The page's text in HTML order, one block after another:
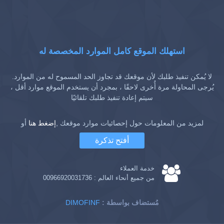
استهلك الموقع كامل الموارد المخصصة له
لا يُمكن تنفيذ طلبك لأن موقعك قد تجاوز الحد المسموح له من الموارد.
يُرجى المحاولة مرة أُخرى لاحقًا ، بمجرد أن يستخدم الموقع موارد أقل ،
سيتم إعادة تنفيذ طلبك تلقائيًا
لمزيد من المعلومات حول إحصائيات موارد موقعك ,إضغط هنا أو
أفتح تذكرة
خدمة العملاء
من جميع أنحاء العالم : 00966920031736
DIMOFINF : مُستضاف بواسطة